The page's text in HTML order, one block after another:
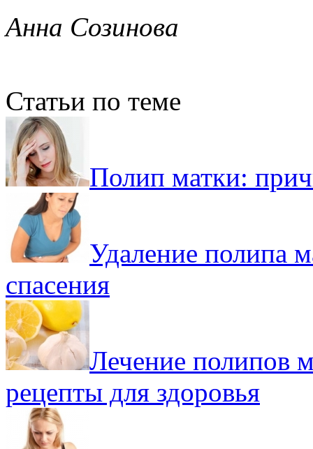
Анна Созинова
Статьи по теме
Полип матки:
Удаление полипа
спасения
Лечение полипов
рецепты для здоровья